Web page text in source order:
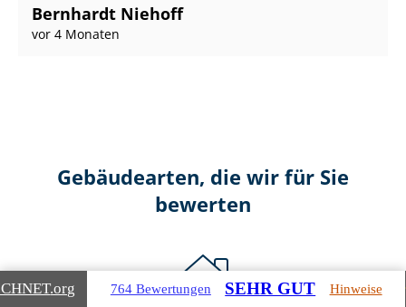
Bernhardt Niehoff
vor 4 Monaten
Gebäudearten, die wir für Sie
bewerten
.org 764 Bewertungen SEHR GUT Hinweise